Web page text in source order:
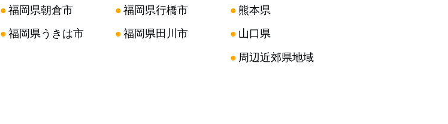
●福岡県朝倉市
●福岡県うきは市
●福岡県行橋市
●福岡県田川市
●熊本県
●山口県
● 周辺近郊県地域